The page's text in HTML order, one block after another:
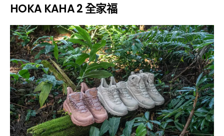
HOKA KAHA 2 全家福